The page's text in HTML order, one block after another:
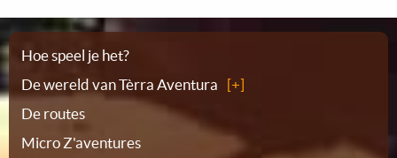
Plattegrond
Hoe speel je het?
De wereld van Tèrra Aventura
De routes
Micro Z'aventures